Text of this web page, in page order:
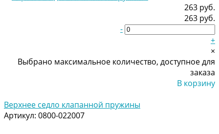
263 руб.
263 руб.
-
+
×
Выбрано максимальное количество, доступное для
заказа
В корзину
Верхнее седло клапанной пружины
Артикул: 0800-022007